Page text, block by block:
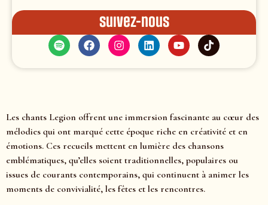
Suivez-nous
Les chants Legion offrent une immersion fascinante au cœur des
mélodies qui ont marqué cette époque riche en créativité et en
émotions. Ces recueils mettent en lumière des chansons
emblématiques, qu’elles soient traditionnelles, populaires ou
issues de courants contemporains, qui continuent à animer les
moments de convivialité, les fêtes et les rencontres.